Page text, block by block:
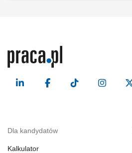
Dla kandydatów
Kalkulator